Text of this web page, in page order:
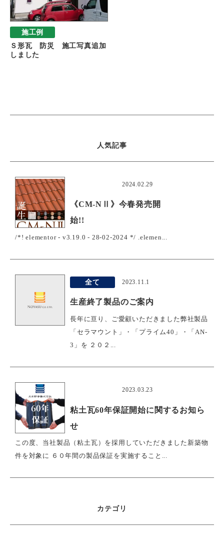
施工例
Ｓ形瓦 防災 施工写真追加
しました
人気記事
2024.02.29
《CM-NⅡ》今春発売開
始!!
/*! elementor - v3.19.0 - 28-02-2024 */ .elemen...
全て 2023.11.1
生産終了製品のご案内
長年に亘り、ご愛顧いただきました弊社製品
「セラマウント」・「プライム40」・「AN-
3」を ２０２...
2023.03.23
粘土瓦60年保証開始に関するお知ら
せ
この度、当社製品（粘土瓦）を採用していただきました新築物
件を対象に ６０年間の製品保証を実施すること...
カテゴリ